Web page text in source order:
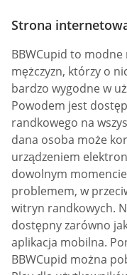
Strona
BBWCupid to
mężczyzn, którzy o
bardzo wygodne w
Powodem jest
randkowego na
dana osoba może
urządzeniem
dowolnym
problemem, w
witryn randkowych.
dostępny zarówno
aplikacja mobilna.
BBWCupid można